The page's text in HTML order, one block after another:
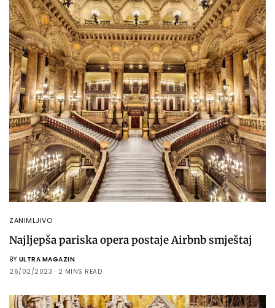
ZANIMLJIVO
Najljepša pariska opera postaje Airbnb smještaj
BY ULTRA MAGAZIN
26/02/2023
2 MINS READ